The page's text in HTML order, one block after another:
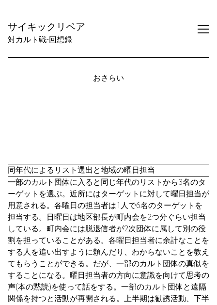
Content
サイキックリペア
対カルト戦-回想録
おさらい
同年代によるリスト選出と地域の曜日担当
一部のカルト団体に入ると同じ年代のリストから3名のタ
ーゲットを選ぶ。近所にはターゲットに対して曜日担当が
用意される。各曜日の担当者は1人で6名のターゲットを
担当する。日曜日は地区部長が町内会を2つ分ぐらい担当
している。町内会には脱退信者が2次団体に属して別の役
割を担っていることがある。各曜日担当者に余計なことを
する人を追い出すように頼んだり、わからないことを教え
てもらうことができる。だが、一部のカルト団体の真似を
することになる。曜日担当者の方向に意識を向けて思考の
声(本の黙読)を使って話をする。一部のカルト団体と遠隔
関係を持つと活動が再開される。上半期は勧誘活動、下半